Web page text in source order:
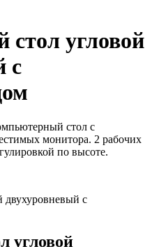
угловой
с
стол с
монитора. 2 рабочих
по высоте.
угловой